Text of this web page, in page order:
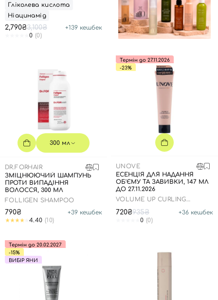
Гліколева кислота
Ніацинамід
2,790₴3,100₴ +139 кешбек
0 (0)
300 мл
DR.FORHAIR
ЗМІЦНЮЮЧИЙ ШАМПУНЬ
ПРОТИ ВИПАДІННЯ
ВОЛОССЯ, 300 МЛ
FOLLIGEN SHAMPOO
790₴ +39 кешбек
4.40 (10)
Термін до 27.11.2026
-23%
UNOVE
ЕСЕНЦІЯ ДЛЯ НАДАННЯ
ОБ'ЄМУ ТА ЗАВИВКИ, 147 МЛ
ДО 27.11.2026
VOLUME UP CURLING
720₴935₴ +36 кешбек
0 (0)
Термін до 20.02.2027
-15%
ВИБІР ЯНИ